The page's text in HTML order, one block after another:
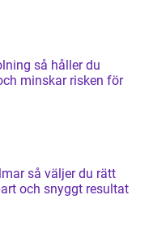
du
minskar risken för
du rätt
och snyggt resultat